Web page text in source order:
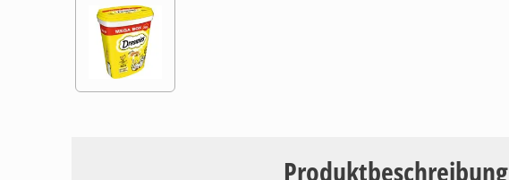
Produktbeschreibung